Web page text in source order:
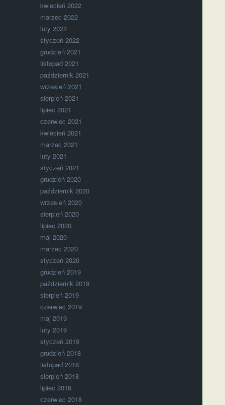
kwiecień 2022
marzec 2022
luty 2022
styczeń 2022
grudzień 2021
listopad 2021
październik 2021
wrzesień 2021
sierpień 2021
lipiec 2021
czerwiec 2021
kwiecień 2021
marzec 2021
luty 2021
styczeń 2021
grudzień 2020
październik 2020
wrzesień 2020
sierpień 2020
lipiec 2020
maj 2020
marzec 2020
styczeń 2020
grudzień 2019
październik 2019
sierpień 2019
czerwiec 2019
maj 2019
luty 2019
styczeń 2019
grudzień 2018
listopad 2018
sierpień 2018
lipiec 2018
czerwiec 2018